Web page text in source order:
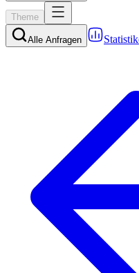
Theme
Alle Anfragen